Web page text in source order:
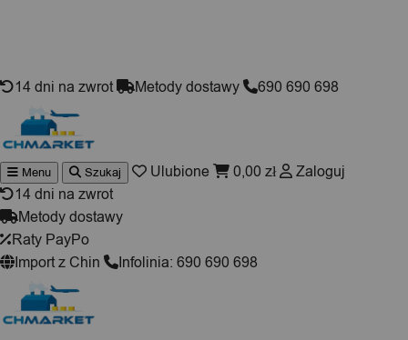
14 dni na zwrot Metody dostawy 690 690 698
Wyszukiwarka
produktów
Menu Szukaj Ulubione 0,00 zł
Zaloguj
14 dni na zwrot
Metody dostawy
Raty PayPo
Import z Chin
Infolinia: 690 690 698